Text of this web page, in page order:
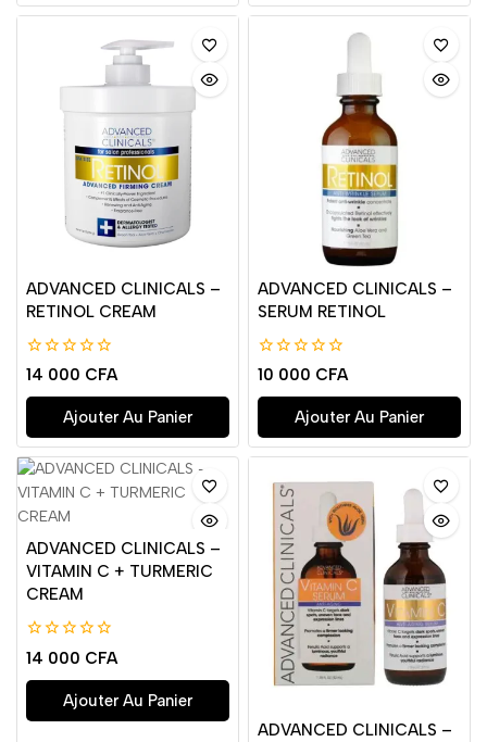
ADVANCED CLINICALS –
RETINOL CREAM
0
de
5
14 000 CFA
Ajouter Au Panier
ADVANCED CLINICALS –
SERUM RETINOL
0
de
5
10 000 CFA
Ajouter Au Panier
ADVANCED CLINICALS –
VITAMIN C + TURMERIC
CREAM
0
de
5
14 000 CFA
Ajouter Au Panier
ADVANCED CLINICALS –